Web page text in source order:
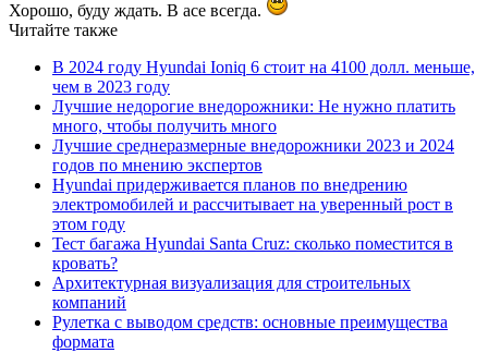
Хорошо, буду ждать. В асе всегда.
Читайте также
В 2024 году Hyundai Ioniq 6 стоит на 4100 долл. меньше,
чем в 2023 году
Лучшие недорогие внедорожники: Не нужно платить
много, чтобы получить много
Лучшие среднеразмерные внедорожники 2023 и 2024
годов по мнению экспертов
Hyundai придерживается планов по внедрению
электромобилей и рассчитывает на уверенный рост в
этом году
Тест багажа Hyundai Santa Cruz: сколько поместится в
кровать?
Архитектурная визуализация для строительных
компаний
Рулетка с выводом средств: основные преимущества
формата